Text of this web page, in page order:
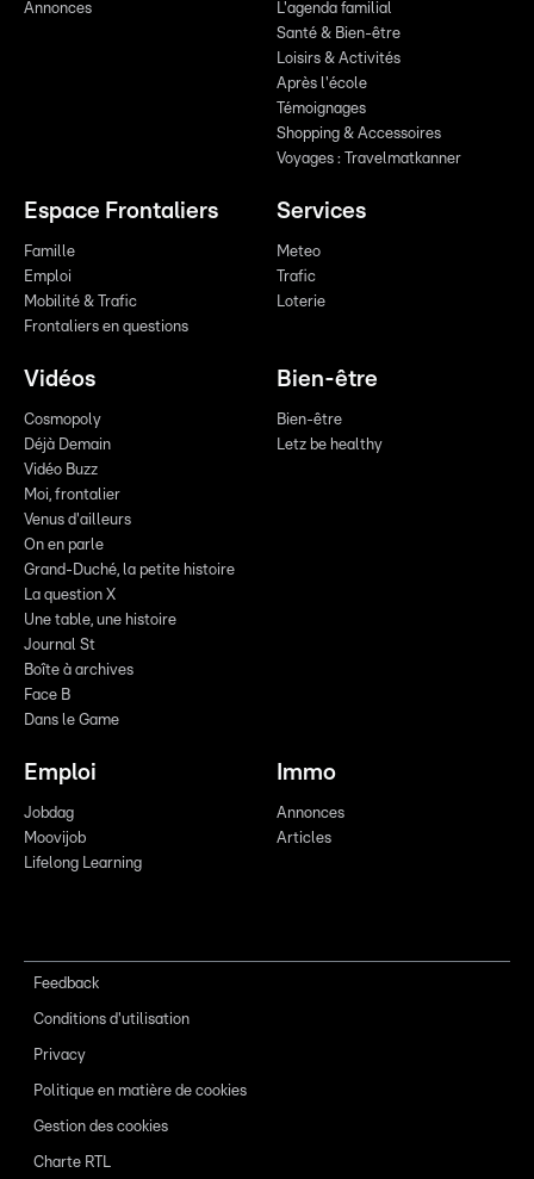
Annonces
L'agenda familial
Santé & Bien-être
Loisirs & Activités
Après l'école
Témoignages
Shopping & Accessoires
Voyages : Travelmatkanner
Espace Frontaliers
Famille
Emploi
Mobilité & Trafic
Frontaliers en questions
Services
Meteo
Trafic
Loterie
Vidéos
Cosmopoly
Déjà Demain
Vidéo Buzz
Moi, frontalier
Venus d'ailleurs
On en parle
Grand-Duché, la petite histoire
La question X
Une table, une histoire
Journal St
Boîte à archives
Face B
Dans le Game
Bien-être
Bien-être
Letz be healthy
Emploi
Jobdag
Moovijob
Lifelong Learning
Immo
Annonces
Articles
Feedback
Conditions d'utilisation
Privacy
Politique en matière de cookies
Gestion des cookies
Charte RTL